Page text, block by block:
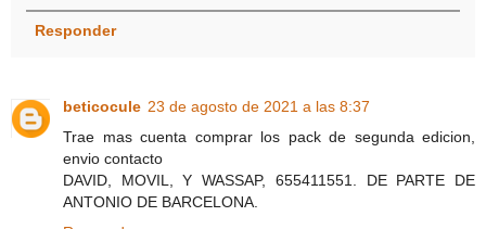
Responder
beticocule 23 de agosto de 2021 a las 8:37
Trae mas cuenta comprar los pack de segunda edicion,
envio contacto
DAVID, MOVIL, Y WASSAP, 655411551. DE PARTE DE
ANTONIO DE BARCELONA.